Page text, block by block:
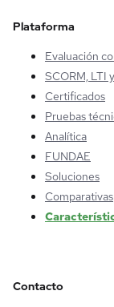
Plataforma
Evaluación
SCORM, LTI
Certificados
Pruebas
Analítica
FUNDAE
Soluciones
Comparativas
Contacto